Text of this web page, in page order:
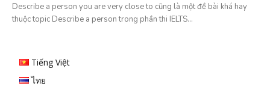
Describe a person you are very close to cũng là một đề bài khá hay
thuộc topic Describe a person trong phần thi IELTS...
Tiếng Việt
ไทย